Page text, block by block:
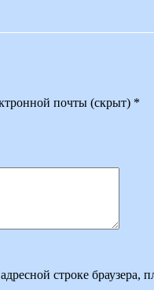
почты (скрыт) *
строке браузера,